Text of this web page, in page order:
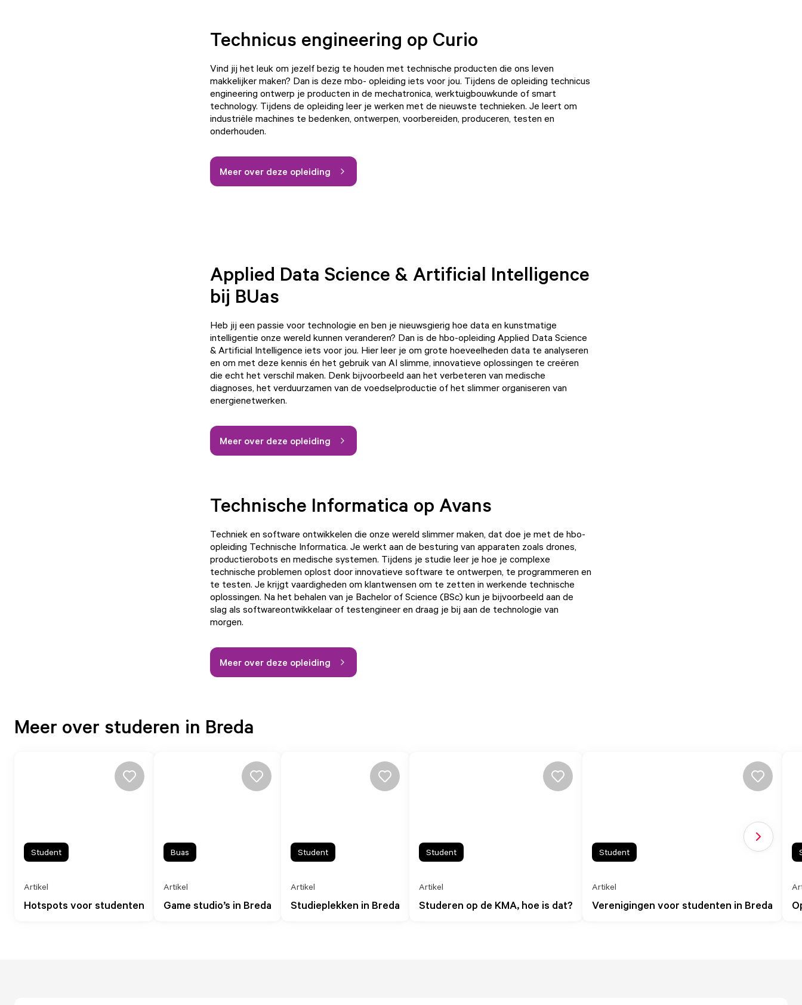
Technicus engineering op Curio
Vind jij het leuk om jezelf bezig te houden met technische producten die ons leven
makkelijker maken? Dan is deze mbo- opleiding iets voor jou. Tijdens de opleiding technicus
engineering ontwerp je producten in de mechatronica, werktuigbouwkunde of smart
technology. Tijdens de opleiding leer je werken met de nieuwste technieken. Je leert om
industriële machines te bedenken, ontwerpen, voorbereiden, produceren, testen en
onderhouden.
Meer over deze opleiding
Applied Data Science & Artificial Intelligence
bij BUas
Heb jij een passie voor technologie en ben je nieuwsgierig hoe data en kunstmatige
intelligentie onze wereld kunnen veranderen? Dan is de hbo-opleiding Applied Data Science
& Artificial Intelligence iets voor jou. Hier leer je om grote hoeveelheden data te analyseren
en om met deze kennis én het gebruik van AI slimme, innovatieve oplossingen te creëren
die echt het verschil maken. Denk bijvoorbeeld aan het verbeteren van medische
diagnoses, het verduurzamen van de voedselproductie of het slimmer organiseren van
energienetwerken.
Meer over deze opleiding
Technische Informatica op Avans
Techniek en software ontwikkelen die onze wereld slimmer maken, dat doe je met de hbo-
opleiding Technische Informatica. Je werkt aan de besturing van apparaten zoals drones,
productierobots en medische systemen. Tijdens je studie leer je hoe je complexe
technische problemen oplost door innovatieve software te ontwerpen, te programmeren en
te testen. Je krijgt vaardigheden om klantwensen om te zetten in werkende technische
oplossingen. Na het behalen van je Bachelor of Science (BSc) kun je bijvoorbeeld aan de
slag als softwareontwikkelaar of testengineer en draag je bij aan de technologie van
morgen.
Meer over deze opleiding
Meer over studeren in Breda
Hotspots voor studenten
Artikel
Student
Game studio’s in Breda
Artikel
Buas
Studieplekken in Breda
Artikel
Student
Studeren op de KMA, hoe is dat?
Artikel
Student
Verenigingen voor studenten in Breda
Artikel
Student
Volgende